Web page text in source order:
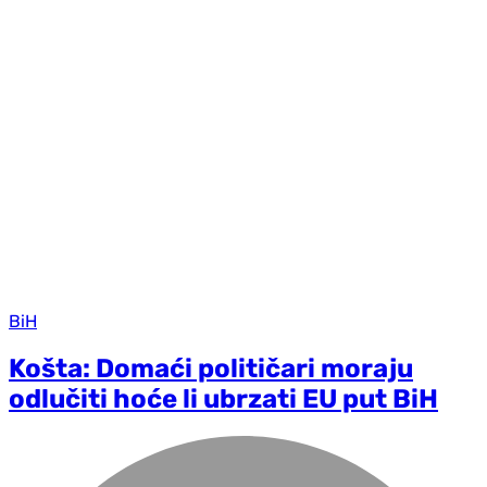
BiH
Košta: Domaći političari moraju
odlučiti hoće li ubrzati EU put BiH